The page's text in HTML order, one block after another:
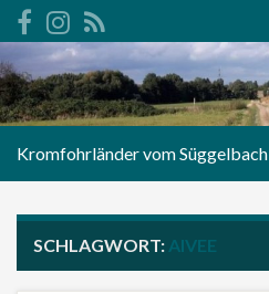
Kromfohrländer vom Süggelbach
SCHLAGWORT: AIVEE